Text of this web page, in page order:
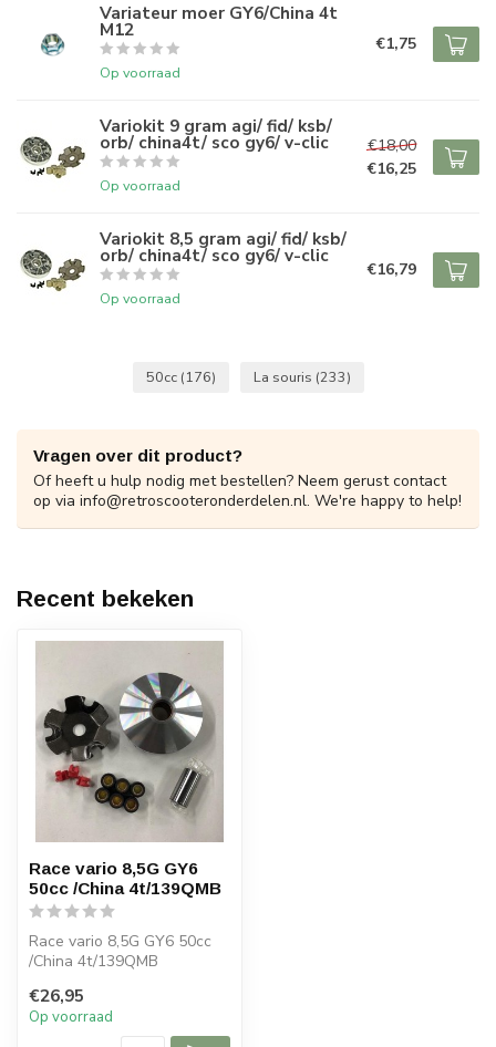
Variateur moer GY6/China 4t
M12
Op voorraad
€1,75
Variokit 9 gram agi/ fid/ ksb/
orb/ china4t/ sco gy6/ v-clic
Op voorraad
€18,00
€16,25
Variokit 8,5 gram agi/ fid/ ksb/
orb/ china4t/ sco gy6/ v-clic
Op voorraad
€16,79
50cc (176) La souris (233)
Vragen over dit product?
Of heeft u hulp nodig met bestellen? Neem gerust contact
op via info@retroscooteronderdelen.nl. We're happy to help!
Recent bekeken
Race vario 8,5G GY6
50cc /China 4t/139QMB
Race vario 8,5G GY6 50cc
/China 4t/139QMB
€26,95
Op voorraad